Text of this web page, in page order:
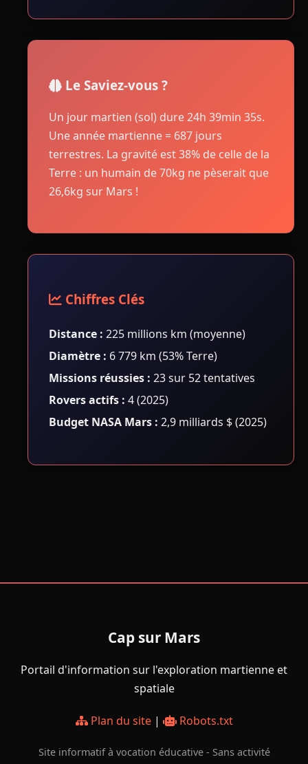
Le Saviez-vous ?
Un jour martien (sol) dure 24h 39min 35s.
Une année martienne = 687 jours
terrestres. La gravité est 38% de celle de la
Terre : un humain de 70kg ne pèserait que
26,6kg sur Mars !
Chiffres Clés
Distance : 225 millions km (moyenne)
Diamètre : 6 779 km (53% Terre)
Missions réussies : 23 sur 52 tentatives
Rovers actifs : 4 (2025)
Budget NASA Mars : 2,9 milliards $ (2025)
Cap sur Mars
Portail d'information sur l'exploration martienne et
spatiale
Plan du site| Robots.txt
Site informatif à vocation éducative - Sans activité